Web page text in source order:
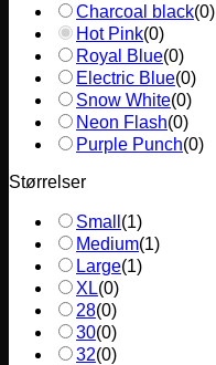
Charcoal black(0)
Hot Pink(0)
Royal Blue(0)
Electric Blue(0)
Snow White(0)
Neon Flash(0)
Purple Punch(0)
Størrelser
Small (1)
Medium(1)
Large(1)
XL(0)
28(0)
30(0)
32(0)